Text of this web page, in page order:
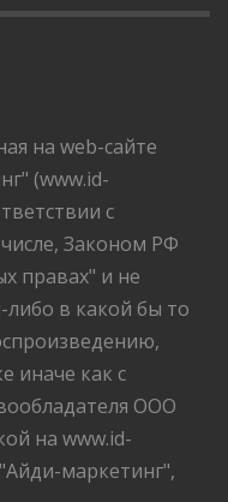
на web-сайте
(www.id-
с
Законом РФ
правах" и не
в какой бы то
иначе как с
ООО
на www.id-
маркетинг",